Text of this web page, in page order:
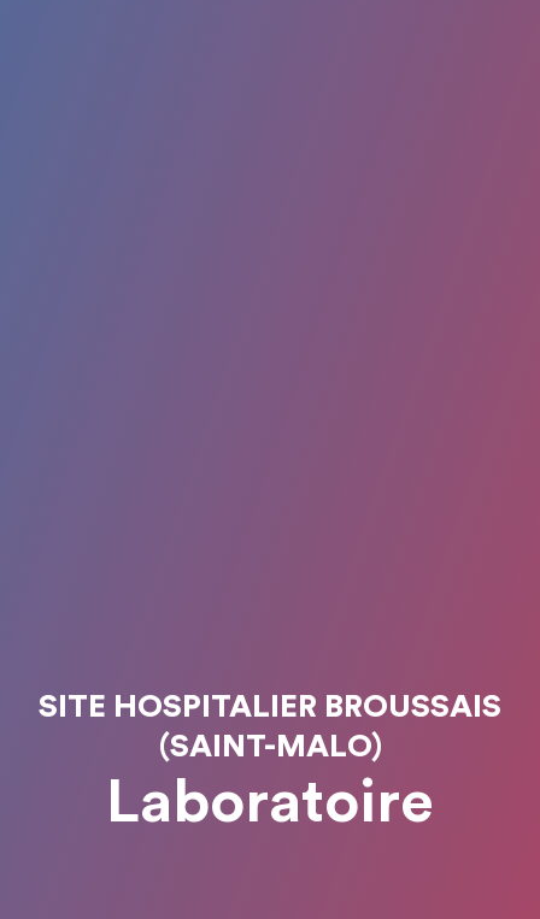
SITE HOSPITALIER BROUSSAIS
(SAINT-MALO)
Laboratoire